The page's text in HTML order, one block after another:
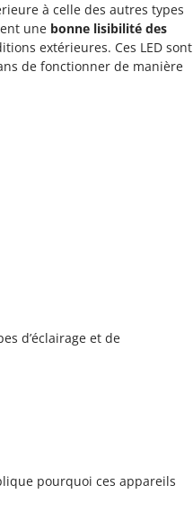
à celle des autres types
une bonne lisibilité des
extérieures. Ces LED sont
de fonctionner de manière
d’éclairage et de
pourquoi ces appareils